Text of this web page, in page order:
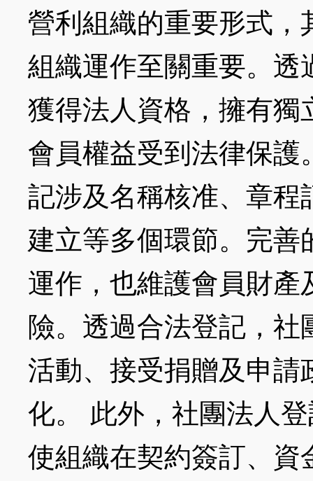
營利組織的重要形式，
組織運作至關重要。透
獲得法人資格，擁有獨
會員權益受到法律保護
記涉及名稱核准、章程
建立等多個環節。完善
運作，也維護會員財產
險。透過合法登記，
活動、接受捐贈及申請
化。 此外，社團法人
使組織在契約簽訂、資